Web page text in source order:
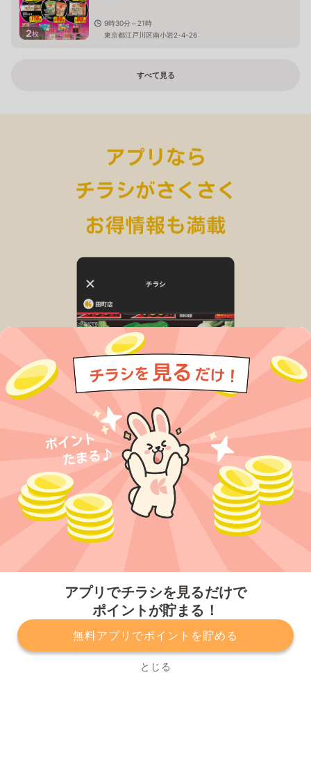
アプリでチラシを見るだけで
ポイントが貯まる！
無料アプリでポイントを貯める
とじる
2枚
9時30分～21時
東京都江戸川区南小岩2-4-26
すべて見る
プライバシーポリシー 利用規約
運営会社
サービスに関してのお問い合わせ